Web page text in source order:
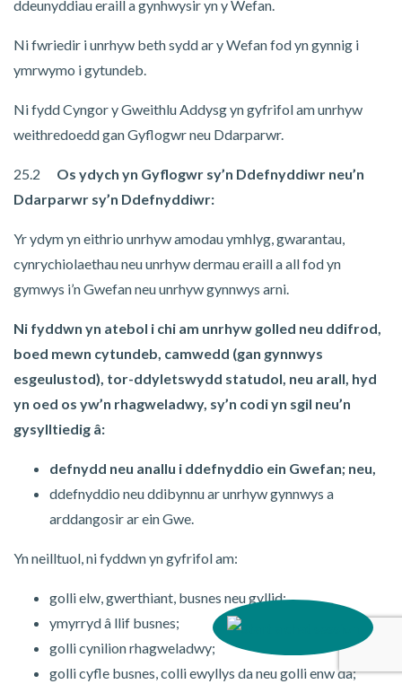
ddeunyddiau eraill a gynhwysir yn y Wefan.
Ni fwriedir i unrhyw beth sydd ar y Wefan fod yn gynnig i
ymrwymo i gytundeb.
Ni fydd Cyngor y Gweithlu Addysg yn gyfrifol am unrhyw
weithredoedd gan Gyflogwr neu Ddarparwr.
25.2 Os ydych yn Gyflogwr sy’n Ddefnyddiwr neu’n
Ddarparwr sy’n Ddefnyddiwr:
Yr ydym yn eithrio unrhyw amodau ymhlyg, gwarantau,
cynrychiolaethau neu unrhyw dermau eraill a all fod yn
gymwys i’n Gwefan neu unrhyw gynnwys arni.
Ni fyddwn yn atebol i chi am unrhyw golled neu ddifrod,
boed mewn cytundeb, camwedd (gan gynnwys
esgeulustod), tor-ddyletswydd statudol, neu arall, hyd
yn oed os yw’n rhagweladwy, sy’n codi yn sgil neu’n
gysylltiedig â:
defnydd neu anallu i ddefnyddio ein Gwefan; neu,
ddefnyddio neu ddibynnu ar unrhyw gynnwys a
arddangosir ar ein Gwe.
Yn neilltuol, ni fyddwn yn gyfrifol am:
golli elw, gwerthiant, busnes neu gyllid;
ymyrryd â llif busnes;
golli cynilion rhagweladwy;
golli cyfle busnes, colli ewyllys da neu golli enw da;